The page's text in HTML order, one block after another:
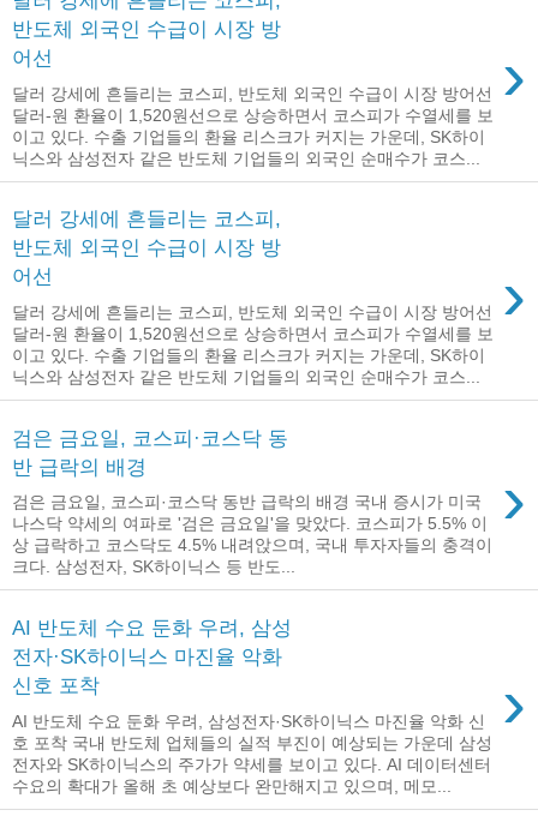
반도체 외국인 수급이 시장 방
어선
›
달러 강세에 흔들리는 코스피, 반도체 외국인 수급이 시장 방어선
달러-원 환율이 1,520원선으로 상승하면서 코스피가 수열세를 보
이고 있다. 수출 기업들의 환율 리스크가 커지는 가운데, SK하이
닉스와 삼성전자 같은 반도체 기업들의 외국인 순매수가 코스...
달러 강세에 흔들리는 코스피,
반도체 외국인 수급이 시장 방
어선
›
달러 강세에 흔들리는 코스피, 반도체 외국인 수급이 시장 방어선
달러-원 환율이 1,520원선으로 상승하면서 코스피가 수열세를 보
이고 있다. 수출 기업들의 환율 리스크가 커지는 가운데, SK하이
닉스와 삼성전자 같은 반도체 기업들의 외국인 순매수가 코스...
검은 금요일, 코스피·코스닥 동
반 급락의 배경
›
검은 금요일, 코스피·코스닥 동반 급락의 배경 국내 증시가 미국
나스닥 약세의 여파로 '검은 금요일'을 맞았다. 코스피가 5.5% 이
상 급락하고 코스닥도 4.5% 내려앉으며, 국내 투자자들의 충격이
크다. 삼성전자, SK하이닉스 등 반도...
AI 반도체 수요 둔화 우려, 삼성
전자·SK하이닉스 마진율 악화
신호 포착
›
AI 반도체 수요 둔화 우려, 삼성전자·SK하이닉스 마진율 악화 신
호 포착 국내 반도체 업체들의 실적 부진이 예상되는 가운데 삼성
전자와 SK하이닉스의 주가가 약세를 보이고 있다. AI 데이터센터
수요의 확대가 올해 초 예상보다 완만해지고 있으며, 메모...